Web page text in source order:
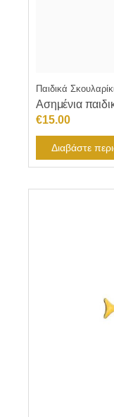
Παιδικά
Ασημένια
€15.00
Διαβάστε